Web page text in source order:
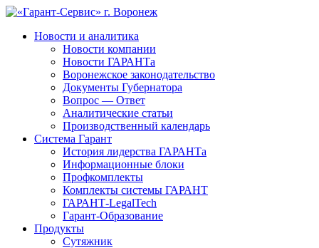
Новости и аналитика
Новости компании
Новости ГАРАНТа
Воронежское законодательство
Документы Губернатора
Вопрос — Ответ
Аналитические статьи
Производственный календарь
Система Гарант
История лидерства ГАРАНТа
Информационные блоки
Профкомплекты
Комплекты системы ГАРАНТ
ГАРАНТ-LegalTech
Гарант-Образование
Продукты
Сутяжник